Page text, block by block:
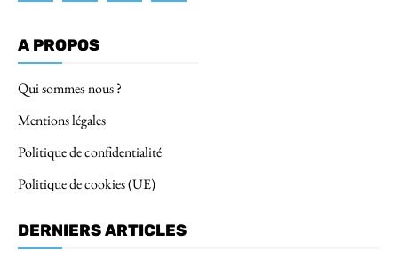
A PROPOS
Qui sommes-nous ?
Mentions légales
Politique de confidentialité
Politique de cookies (UE)
DERNIERS ARTICLES